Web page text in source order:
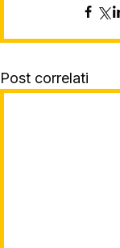
Post correlati